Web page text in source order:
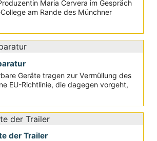
Maria Cervera im Gespräch
am Rande des Münchner
Geräte tragen zur Vermüllung des
EU-Richtlinie, die dagegen vorgeht,
der Trailer